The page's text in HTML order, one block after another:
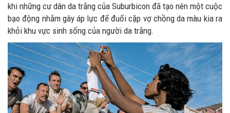
khi những cư dân da trắng của Suburbicon đã tạo nên một cuộc
bạo động nhằm gây áp lực để đuổi cặp vợ chồng da màu kia ra
khỏi khu vực sinh sống của người da trắng.